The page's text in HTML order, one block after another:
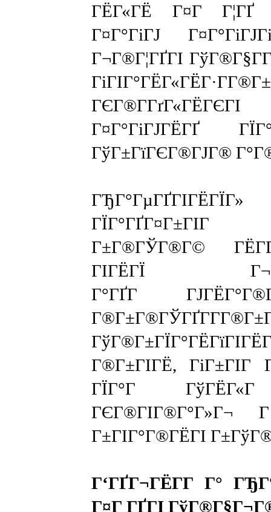
ГЁГ«ГЁ Г¤Г Г¦ГҐ
Г¤Г°ГіГЈ
Г¬Г®Г¦ГҐГІ
Г¤Г°ГіГЈГЁГҐ
ГўГ±ГїГЄГ®ГЈГ®
ГЂГ°ГµГҐГІГЁГЇГ»
ГЇГ°ГҐГ¤Г±ГІГ
Г±Г®ГЎГ®Г©
ГІГЁГЇ
Г°ГҐГ
Г®Г±ГІГЁ,
ГЇГ°Г
ГЄГ®ГІГ®Г°Г»Г¬
Г±ГІГ°Г®ГЁГІ
Г‘ГҐГ¬ГЁГ­Г Г°
Г¤Г ГҐГІ